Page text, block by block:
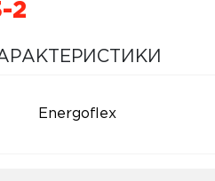
2
Energoflex